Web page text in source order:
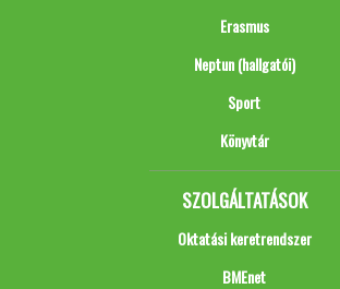
Erasmus
Neptun (hallgatói)
Sport
Könyvtár
SZOLGÁLTATÁSOK
Oktatási keretrendszer
BMEnet